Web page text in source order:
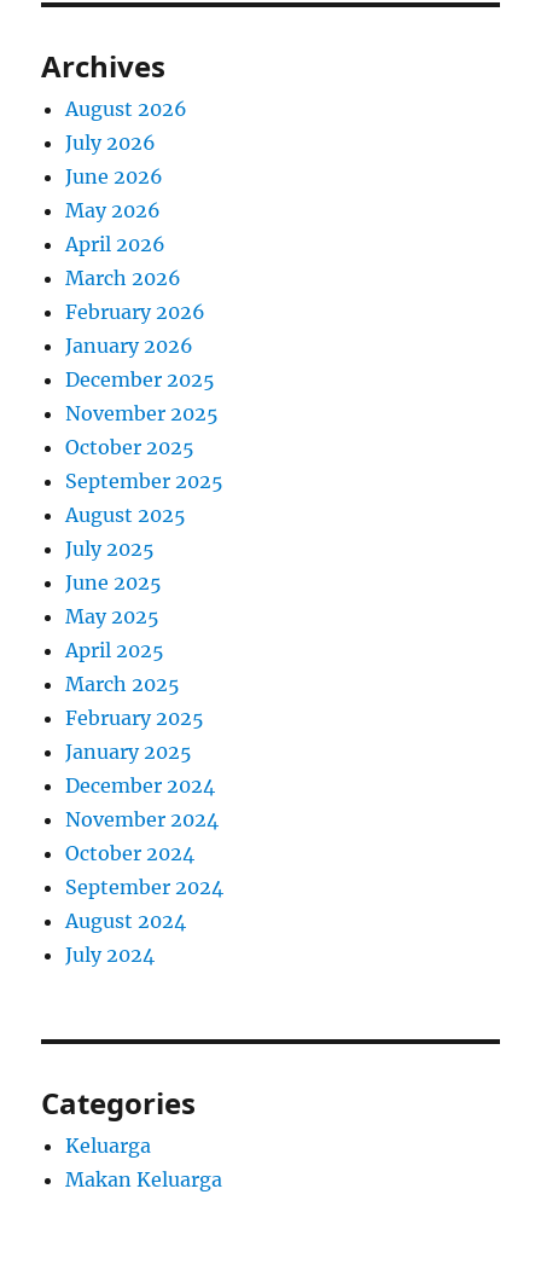
Archives
August 2026
July 2026
June 2026
May 2026
April 2026
March 2026
February 2026
January 2026
December 2025
November 2025
October 2025
September 2025
August 2025
July 2025
June 2025
May 2025
April 2025
March 2025
February 2025
January 2025
December 2024
November 2024
October 2024
September 2024
August 2024
July 2024
Categories
Keluarga
Makan Keluarga